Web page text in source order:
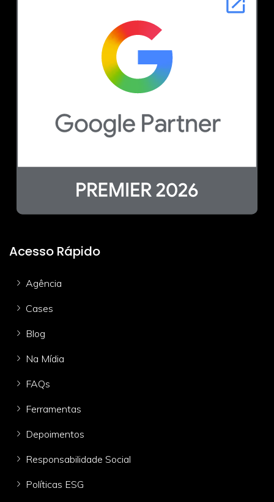
Acesso Rápido
Agência
Cases
Blog
Na Mídia
FAQs
Ferramentas
Depoimentos
Responsabilidade Social
Políticas ESG